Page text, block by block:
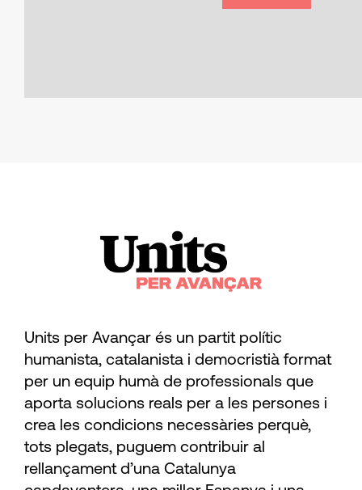
Units per Avançar és un partit polític
humanista, catalanista i democristià format
per un equip humà de professionals que
aporta solucions reals per a les persones i
crea les condicions necessàries perquè,
tots plegats, puguem contribuir al
rellançament d’una Catalunya